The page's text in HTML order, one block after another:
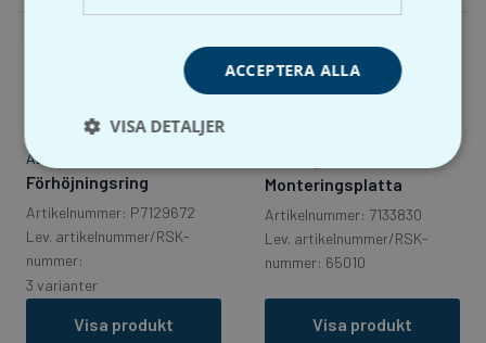
AB Faluplast
Förhöjningsring
Artikelnummer: P7129672
Lev. artikelnummer/RSK-
nummer:
3 varianter
Visa produkt
Monteringsplatta
Artikelnummer: 7133830
Lev. artikelnummer/RSK-
nummer: 65010
Visa produkt
ACCEPTERA ALLA
VISA DETALJER